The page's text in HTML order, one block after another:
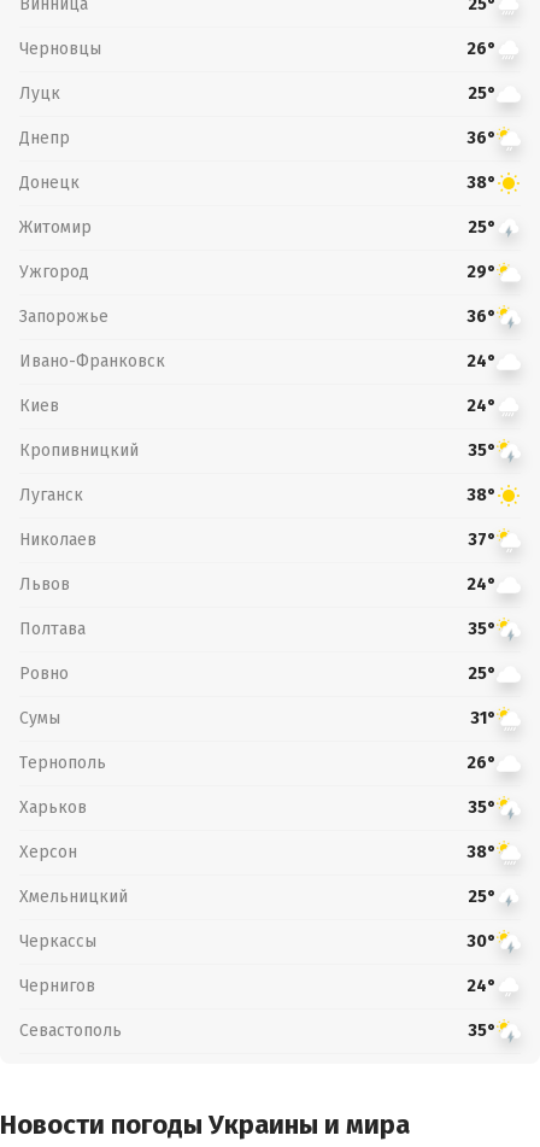
25°
Черновцы 26°
Луцк 25°
Днепр 36°
Донецк 38°
Житомир 25°
Ужгород 29°
Запорожье 36°
Ивано-Франковск 24°
Киев 24°
Кропивницкий 35°
Луганск 38°
Николаев 37°
Львов 24°
Полтава 35°
Ровно 25°
Сумы 31°
Тернополь 26°
Харьков 35°
Херсон 38°
Хмельницкий 25°
Черкассы 30°
Чернигов 24°
Севастополь 35°
Новости погоды Украины и мира